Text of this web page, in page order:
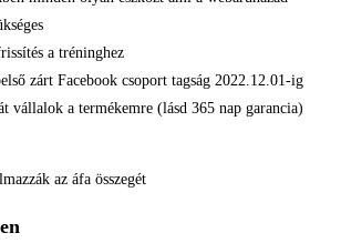
a tréninghez​
zárt Facebook csoport tagság 2022.12.01-ig
vállalok a termékemre (lásd 365 nap garancia)​
az áfa összegét